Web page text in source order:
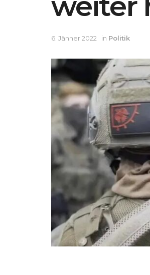
6. Jänner 2022 in Politik